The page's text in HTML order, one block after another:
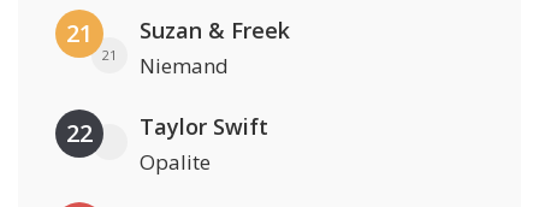
21
21
Suzan & Freek
Niemand
22 Taylor Swift
Opalite